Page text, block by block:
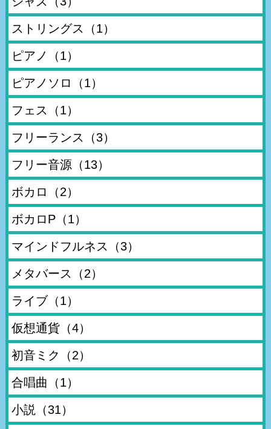
ストリングス （1）
ピアノ （1）
ピアノソロ （1）
フェス （1）
フリーランス （3）
フリー音源（13）
ボカロ （2）
ボカロP（1）
マインドフルネス （3）
メタバース （2）
ライブ（1）
仮想通貨（4）
初音ミク （2）
合唱曲 （1）
小説 （31）